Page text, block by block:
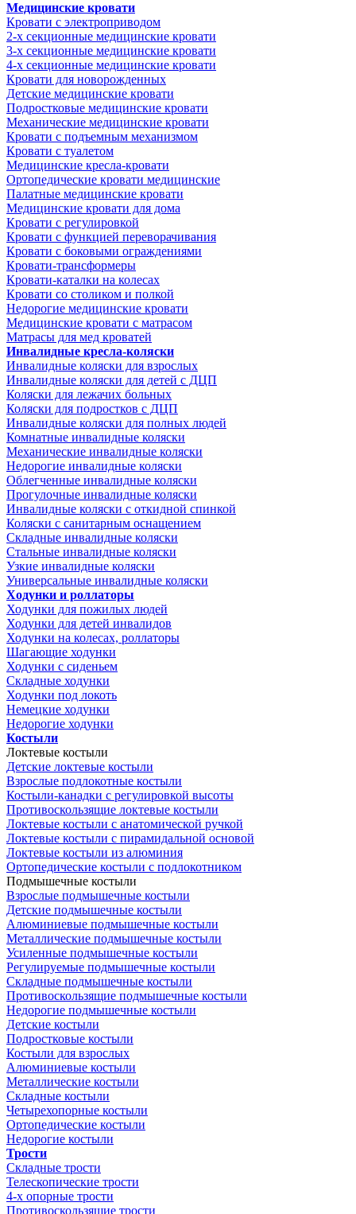
Медицинские кровати
Кровати с электроприводом
2-х секционные медицинские кровати
3-х секционные медицинские кровати
4-х секционные медицинские кровати
Кровати для новорожденных
Детские медицинские кровати
Подростковые медицинские кровати
Механические медицинские кровати
Кровати с подъемным механизмом
Кровати с туалетом
Медицинские крeсла-кровати
Ортопедические кровати медицинские
Палатные медицинские кровати
Медицинские кровати для дома
Кровати с регулировкой
Кровати с функцией переворачивания
Кровати с боковыми ограждениями
Кровати-трансформеры
Кровати-каталки на колесах
Кровати со столиком и полкой
Недорогие медицинские кровати
Медицинские кровати с матрасом
Матрасы для мед кроватей
Инвалидные кресла-коляски
Инвалидные коляски для взрослых
Инвалидные коляски для детей с ДЦП
Коляски для лежачих больных
Коляски для подростков с ДЦП
Инвалидные коляски для полных людей
Комнатные инвалидные коляски
Механические инвалидные коляски
Недорогие инвалидные коляски
Облегченные инвалидные коляски
Прогулочные инвалидные коляски
Инвалидные коляски с откидной спинкой
Коляски с санитарным оснащением
Складные инвалидные коляски
Стальные инвалидные коляски
Узкие инвалидные коляски
Универсальные инвалидные коляски
Ходунки и роллаторы
Ходунки для пожилых людей
Ходунки для детей инвалидов
Ходунки на колесах, роллаторы
Шагающие ходунки
Ходунки с сиденьем
Складные ходунки
Ходунки под локоть
Немецкие ходунки
Недорогие ходунки
Костыли
Локтевые костыли
Детские локтевые костыли
Взрослые подлокотные костыли
Костыли-канадки с регулировкой высоты
Противоскользящие локтевые костыли
Локтевые костыли с анатомической ручкой
Локтевые костыли с пирамидальной основой
Локтевые костыли из алюминия
Ортопедические костыли с подлокотником
Подмышечные костыли
Взрослые подмышечные костыли
Детские подмышечные костыли
Алюминиевые подмышечные костыли
Металлические подмышечные костыли
Усиленные подмышечные костыли
Регулируемые подмышечные костыли
Складные подмышечные костыли
Противоскользящие подмышечные костыли
Недорогие подмышечные костыли
Детские костыли
Подростковые костыли
Костыли для взрослых
Алюминиевые костыли
Металлические костыли
Складные костыли
Четырехопорные костыли
Ортопедические костыли
Недорогие костыли
Трости
Складные трости
Телескопические трости
4-х опорные трости
Противоскользящие трости